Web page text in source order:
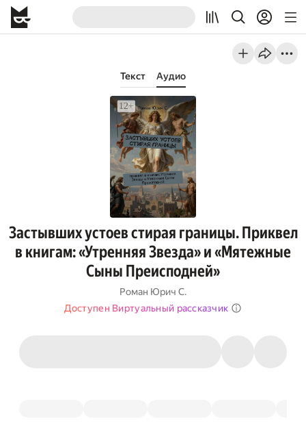
Текст Аудио
Застывших устоев стирая границы. Приквел
в книгам: «Утренняя Звезда» и «Мятежные
Сыны Преисподней»
Роман Юрич С.
Доступен Виртуальный рассказчик